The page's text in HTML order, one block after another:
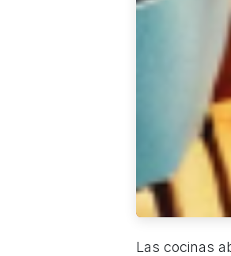
Las cocinas